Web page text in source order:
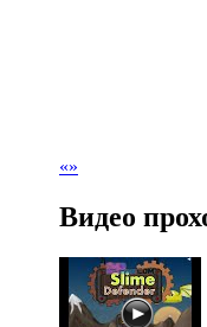
«»
Видео